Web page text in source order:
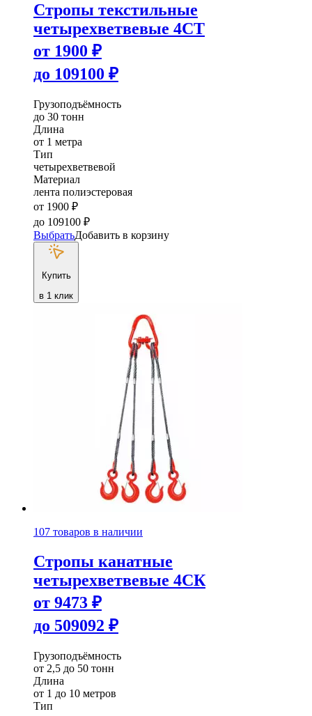
Стропы текстильные
четырехветвевые 4СТ
от 1900 ₽
до 109100 ₽
Грузоподъёмность
до 30 тонн
Длина
от 1 метра
Тип
четырехветвевой
Материал
лента полиэстеровая
от 1900 ₽
до 109100 ₽
ВыбратьДобавить в корзину
Купить
в 1 клик
107 товаров в наличии
Стропы канатные
четырехветвевые 4СК
от 9473 ₽
до 509092 ₽
Грузоподъёмность
от 2,5 до 50 тонн
Длина
от 1 до 10 метров
Тип